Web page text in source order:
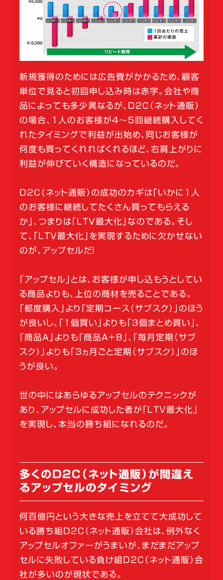
新規獲得のためには広告費がかかるため、顧客
単位で見ると初回申し込み時は赤字。会社や商
品によっても多少異なるが、D2C（ネット通販）
の場合、1人のお客様が4～5回継続購入してく
れたタイミングで利益が出始め、同じお客様が
何度も買ってくれればくれるほど、右肩上がりに
利益が伸びていく構造になっているのだ。
D2C（ネット通販）の成功のカギは「いかに1人
のお客様に継続してたくさん買ってもらえる
か」、つまりは「LTV最大化」なのである。そし
て、「LTV最大化」を実現するために欠かせない
のが、アップセルだ！
「アップセル」とは、お客様が申し込もうとしてい
る商品よりも、上位の商材を売ることである。
「都度購入」より「定期コース（サブスク）」のほう
が良いし、「1個買い」よりも「3個まとめ買い」、
「商品A」よりも「商品A＋B」、「毎月定期（サブ
スク）」よりも「3ヵ月ごと定期（サブスク）」のほ
うが良い。
世の中にはあらゆるアップセルのテクニックが
あり、アップセルに成功した者が「LTV最大化」
を実現し、本当の勝ち組になれるのだ。
多くのD2C（ネット通販）が間違え
るアップセルのタイミング
何百億円という大きな売上を立てて大成功して
いる勝ち組D2C（ネット通販）会社は、例外なく
アップセルオファーがうまいが、まだまだアップ
セルに失敗している負け組D2C（ネット通販）会
社が多いのが現状である。